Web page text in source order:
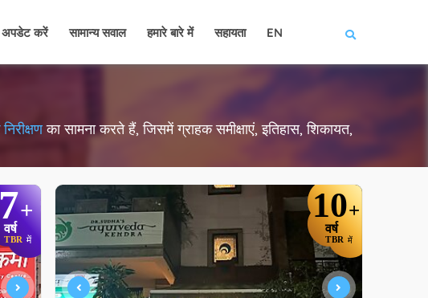
अपडेट करें सामान्य सवाल हमारे बारे में सहायता EN
का सामना करते हैं, जिसमें ग्राहक समीक्षाएं, इतिहास, शिकायत,
+
वर्ष
TBR में
10+
वर्ष
TBR में